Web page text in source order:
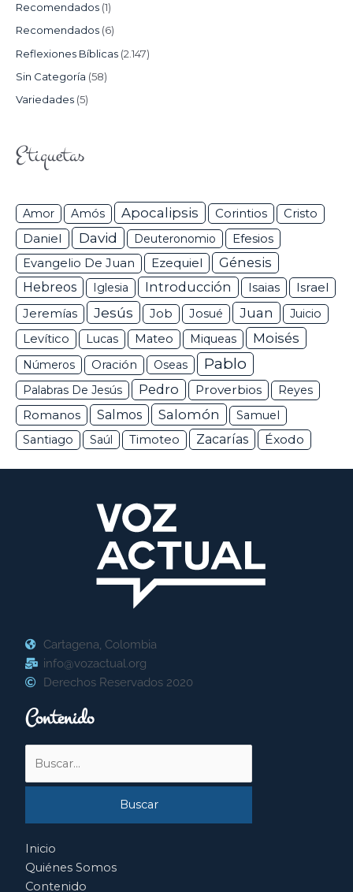
Recomendados (1)
Recomendados (6)
Reflexiones Bíblicas (2.147)
Sin Categoría (58)
Variedades (5)
Etiquetas
Amor Amós Apocalipsis Corintios Cristo
Daniel David Deuteronomio Efesios
Evangelio De Juan Ezequiel
Génesis
Hebreos
Iglesia Introducción Isaias Israel
Jeremías Jesús Job Josué Juan
Juicio
Levítico
Lucas Mateo Miqueas Moisés
Números Oración Oseas Pablo
Palabras De Jesús Pedro Proverbios Reyes
Romanos Salmos Salomón
Samuel
Santiago
Saúl Timoteo Zacarías Éxodo
Cartagena, Colombia
info@vozactual.org
Derechos Reservados 2020
Contenido
por:
Inicio
Quiénes Somos
Contenido